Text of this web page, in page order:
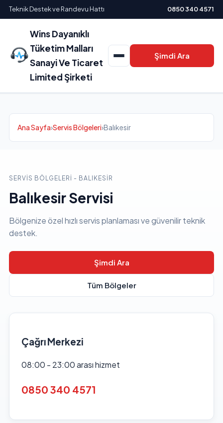
Teknik Destek ve Randevu Hattı 0850 340 4571
Wins Dayanıklı
Tüketim Malları
Sanayi Ve Ticaret
Limited Şirketi
Şimdi Ara
Ana Sayfa›Servis Bölgeleri›Balıkesir
SERVIS BÖLGELERI - BALIKESIR
Balıkesir Servisi
Bölgenize özel hızlı servis planlaması ve güvenilir teknik
destek.
Şimdi Ara
Tüm Bölgeler
Çağrı Merkezi
08:00 - 23:00 arası hizmet
0850 340 4571